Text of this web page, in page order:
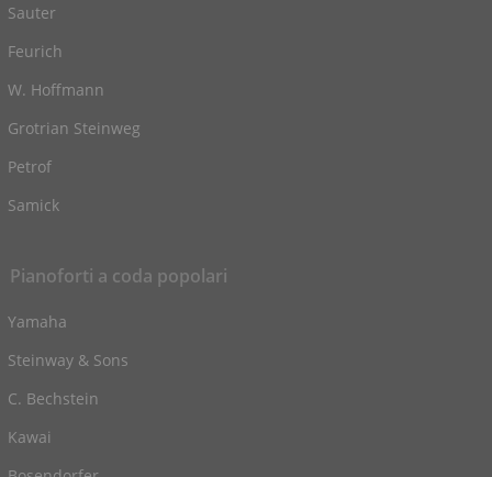
Sauter
Feurich
W. Hoffmann
Grotrian Steinweg
Petrof
Samick
Pianoforti a coda popolari
Yamaha
Steinway & Sons
C. Bechstein
Kawai